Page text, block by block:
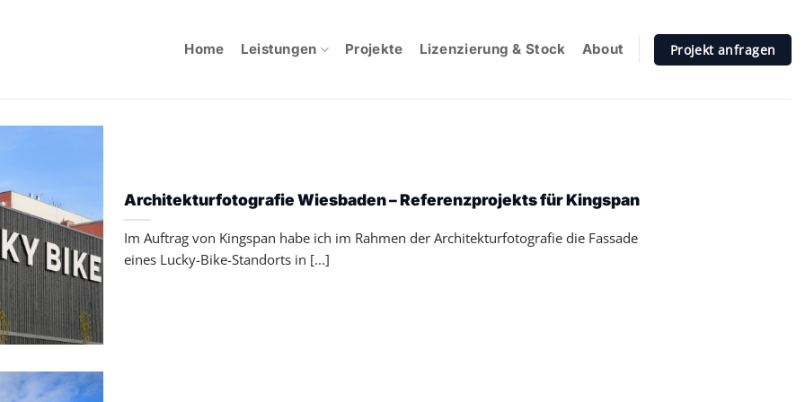
Home Leistungen Projekte Lizenzierung & Stock About Projekt anfragen
Architekturfotografie Wiesbaden – Referenzprojekts für Kingspan
Im Auftrag von Kingspan habe ich im Rahmen der Architekturfotografie die Fassade
eines Lucky-Bike-Standorts in [...]